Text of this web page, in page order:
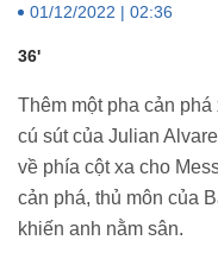
01/12/2022 | 02:36
36'
Thêm một pha cản
cú sút của Julian
về phía cột xa cho
cản phá, thủ môn của
khiến anh nằm sân.